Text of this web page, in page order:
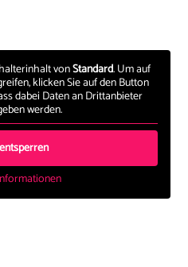
vonStandard. Um auf
klicken Sie auf den Button
dabei Daten an Drittanbieter
werden.